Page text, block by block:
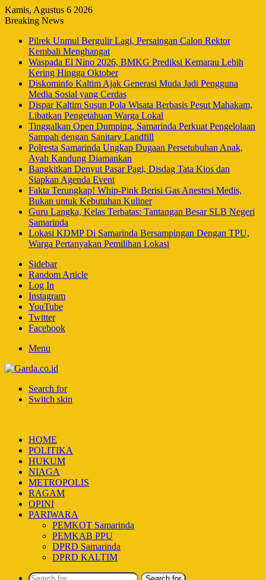
Kamis, Agustus 6 2026
Breaking News
Pilrek Unmul Bergulir Lagi, Persaingan Calon Rektor
Kembali Menghangat
Waspada El Nino 2026, BMKG Prediksi Kemarau Lebih
Kering Hingga Oktober
Diskominfo Kaltim Ajak Generasi Muda Jadi Pengguna
Media Sosial yang Cerdas
Dispar Kaltim Susun Pola Wisata Berbasis Pesut Mahakam,
Libatkan Pengetahuan Warga Lokal
Tinggalkan Open Dumping, Samarinda Perkuat Pengelolaan
Sampah dengan Sanitary Landfill
Polresta Samarinda Ungkap Dugaan Persetubuhan Anak,
Ayah Kandung Diamankan
Bangkitkan Denyut Pasar Pagi, Disdag Tata Kios dan
Siapkan Agenda Event
Fakta Terungkap! Whip-Pink Berisi Gas Anestesi Medis,
Bukan untuk Kebutuhan Kuliner
Guru Langka, Kelas Terbatas: Tantangan Besar SLB Negeri
Samarinda
Lokasi KDMP Di Samarinda Bersampingan Dengan TPU,
Warga Pertanyakan Pemilihan Lokasi
Sidebar
Random Article
Log In
Instagram
YouTube
Twitter
Facebook
Menu
Search for
Switch skin
HOME
POLITIKA
HUKUM
NIAGA
METROPOLIS
RAGAM
OPINI
PARIWARA
PEMKOT Samarinda
PEMKAB PPU
DPRD Samarinda
DPRD KALTIM